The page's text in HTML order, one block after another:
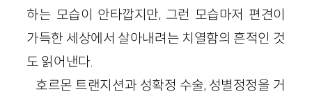
하는 모습이 안타깝지만, 그런 모습마저 편견이
가득한 세상에서 살아내려는 치열함의 흔적인 것
도 읽어낸다.
호르몬 트랜지션과 성확정 수술, 성별정정을 거